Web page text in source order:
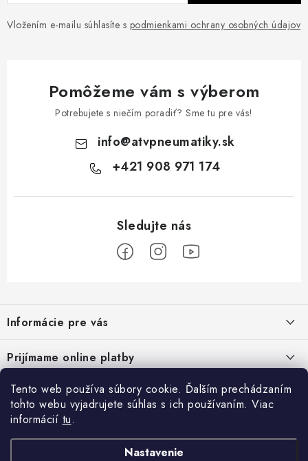
Tento web používa súbory cookie. Ďalším prechádzaním
tohto webu vyjadrujete súhlas s ich používaním. Viac
informácií tu.
Nastavenie
Vložením e-mailu súhlasíte s podmienkami ochrany osobných údajov
Pomôžeme vám s výberom
Potrebujete s niečím poradiť? Sme tu pre vás!
info@atvpneumatiky.sk
+421 908 971 174
p
ä
t
Informácie pre vás
Reklamačný poriadok - formulár
Kontakt
Prijímame online platby
Prihlásenie
E-mail
Facebook